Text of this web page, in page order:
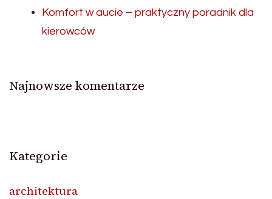
Komfort w aucie – praktyczny poradnik dla
kierowców
Najnowsze komentarze
Kategorie
architektura